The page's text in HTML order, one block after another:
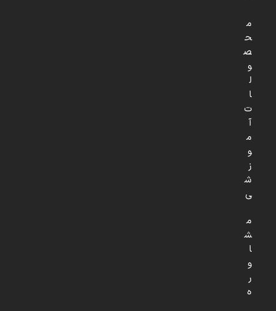
م
ح
ص
و
ل
ا
ت
آ
م
و
ز
ش
ی
م
ش
ا
و
ر
ه